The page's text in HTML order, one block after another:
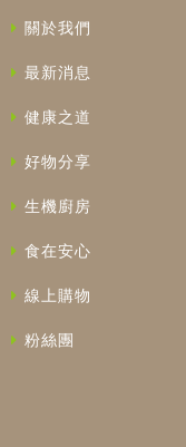
關於我們
最新消息
健康之道
好物分享
生機廚房
食在安心
線上購物
粉絲團